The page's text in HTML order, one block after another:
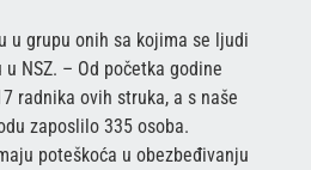
u grupu onih sa kojima se ljudi
NSZ. – Od početka godine
radnika ovih struka, a s naše
zaposlilo 335 osoba.
poteškoća u obezbeđivanju